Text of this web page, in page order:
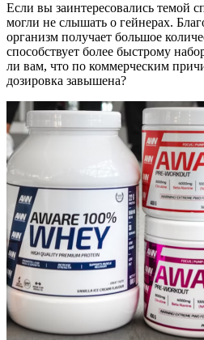
Если вы заинтересовались темой
могли не слышать о гейнерах.
организм получает большое
способствует более быстрому
ли вам, что по коммерческим
дозировка завышена?